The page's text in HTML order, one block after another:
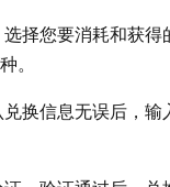
择您要消耗和获
。
换信息无误后，